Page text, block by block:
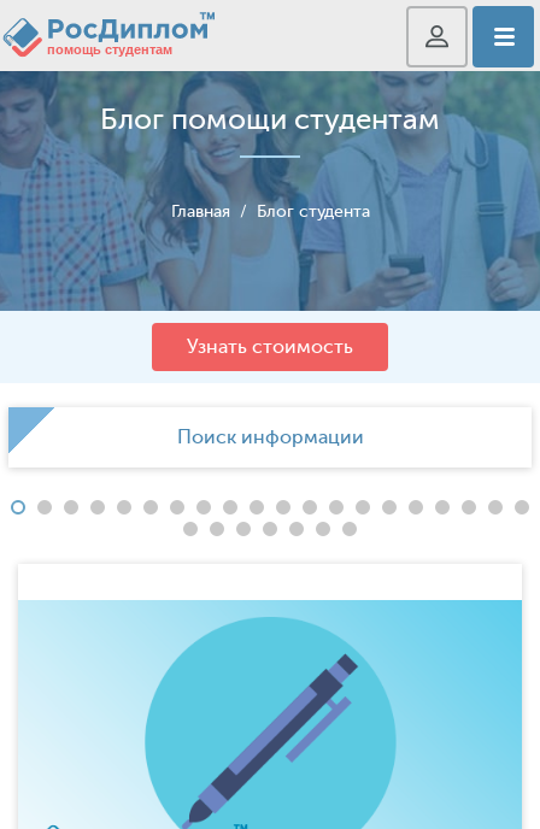
Блог помощи студентам
Главная / Блог студента
Узнать стоимость
Поиск информации